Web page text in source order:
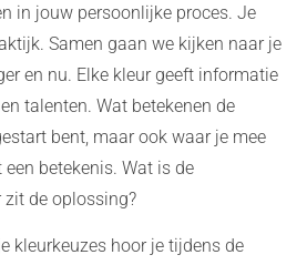
in jouw persoonlijke proces. Je
Samen gaan we kijken naar je
en nu. Elke kleur geeft informatie
talenten. Wat betekenen de
bent, maar ook waar je mee
betekenis. Wat is de
zit de oplossing?
kleurkeuzes hoor je tijdens de